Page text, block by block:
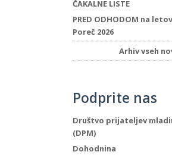
ČAKALNE LISTE
PRED ODHODOM na
Poreč 2026
Arhiv vseh
Podprite nas
Društvo prijateljev
(DPM)
Dohodnina